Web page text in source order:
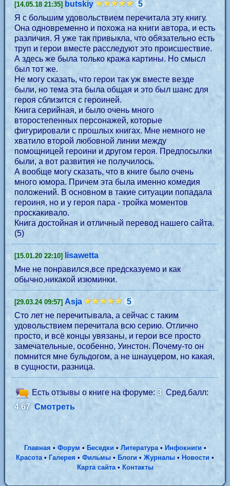
[14.05.18 21:35] butskiy
5
Я с большим удовольствием перечитала эту книгу.
Она одновременно и похожа на книги автора, и есть
различия. Я уже так привыкла, что обязательно есть
труп и герои вместе расследуют это происшествие.
А здесь же была только кража картины. Но смысл
был тот же.
Не могу сказать, что герои так уж вместе везде
были, но тема эта была общая и это был шанс для
героя сблизится с героиней.
Книга серийная, и было очень много
второстепенных персонажей, которые
фигурировали с прошлых книгах. Мне немного не
хватило второй любовной линии между
помощницей героини и другом героя. Предпосылки
были, а вот развития не получилось.
А вообще могу сказать, что в книге было очень
много юмора. Причем эта была именно комедия
положений. В основном в такие ситуации попадала
героиня, но и у героя пара - тройка моментов
проскакивало.
Книга достойная и отличный перевод нашего сайта.
(5)
[15.01.20 22:10]
lisawetta
Мне не понравился,все предсказуемо и как
обычно,никакой изюминки.
[29.03.24 09:57] Asja
5
Сто лет не перечитывала, а сейчас с таким
удовольствием перечитала всю серию. Отлично
просто, и всё концы увязаны, и герои все просто
замечательные, особенно, Уинстон. Почему-то он
помнится мне бульдогом, а не шнауцером, но какая,
в сущности, разница.
Есть отзывы о книге на форуме:3Сред.балл:
4.67 Смотреть
Главная • Форум • Беседки • Литература• Инфокниги •
Красота• Галерея •Фильмы •Блоги •Журналы• Новости •
Карта сайта• Контакты